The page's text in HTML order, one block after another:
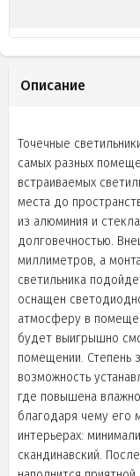
Описание
Точечные
самых разных
встраиваемых
места до
из алюминия и
долговечностью.
миллиметров, а
светильника
оснащен
атмосферу в
будет выигрышно
помещении. Степень
возможность
где повышена
благодаря чему его
интерьерах:
скандинавский.